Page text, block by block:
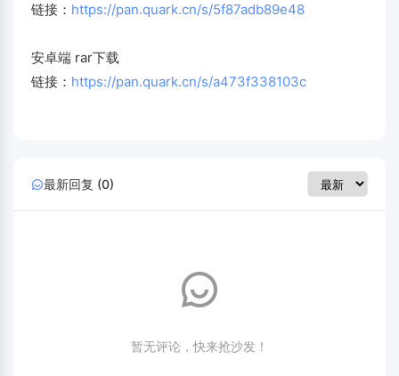
链接： https://pan.quark.cn/s/5f87adb89e48
安卓端 rar下载
链接： https://pan.quark.cn/s/a473f338103c
最新回复 (0)
暂无评论，快来抢沙发！